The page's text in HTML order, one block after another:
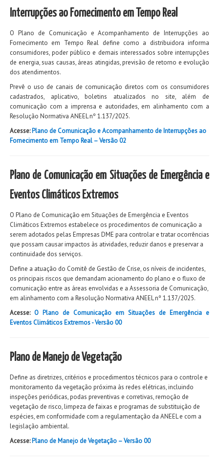
Interrupções ao Fornecimento em Tempo Real
O Plano de Comunicação e Acompanhamento de Interrupções ao
Fornecimento em Tempo Real define como a distribuidora informa
consumidores, poder público e demais interessados sobre interrupções
de energia, suas causas, áreas atingidas, previsão de retorno e evolução
dos atendimentos.
Prevê o uso de canais de comunicação diretos com os consumidores
cadastrados, aplicativo, boletins atualizados no site, além de
comunicação com a imprensa e autoridades, em alinhamento com a
Resolução Normativa ANEEL nº 1.137/2025.
Acesse:Plano de Comunicação e Acompanhamento de Interrupções ao
Fornecimento em Tempo Real – Versão 02
Plano de Comunicação em Situações de Emergência e
Eventos Climáticos Extremos
O Plano de Comunicação em Situações de Emergência e Eventos
Climáticos Extremos estabelece os procedimentos de comunicação a
serem adotados pelas Empresas DME para controlar e tratar ocorrências
que possam causar impactos às atividades, reduzir danos e preservar a
continuidade dos serviços.
Define a atuação do Comitê de Gestão de Crise, os níveis de incidentes,
os principais riscos que demandam acionamento do plano e o fluxo de
comunicação entre as áreas envolvidas e a Assessoria de Comunicação,
em alinhamento com a Resolução Normativa ANEEL nº 1.137/2025.
Acesse: O Plano de Comunicação em Situações de Emergência e
Eventos Climáticos Extremos - Versão 00
Plano de Manejo de Vegetação
Define as diretrizes, critérios e procedimentos técnicos para o controle e
monitoramento da vegetação próxima às redes elétricas, incluindo
inspeções periódicas, podas preventivas e corretivas, remoção de
vegetação de risco, limpeza de faixas e programas de substituição de
espécies, em conformidade com a regulamentação da ANEEL e com a
legislação ambiental.
Acesse:Plano de Manejo de Vegetação – Versão 00